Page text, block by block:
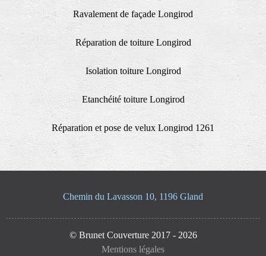
Ravalement de façade Longirod
Réparation de toiture Longirod
Isolation toiture Longirod
Etanchéité toiture Longirod
Réparation et pose de velux Longirod 1261
Chemin du Lavasson 10, 1196 Gland
© Brunet Couverture 2017 - 2026
Mentions légales